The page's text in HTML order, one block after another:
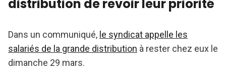
distribution de revoir leur priorité
Dans un communiqué, le syndicat appelle les
salariés de la grande distribution à rester chez eux le
dimanche 29 mars.